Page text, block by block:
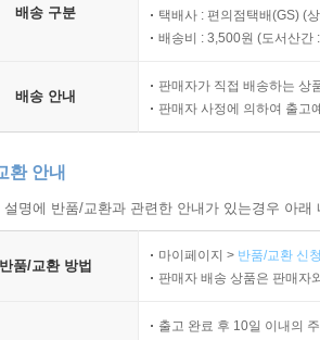
배송 구분
택배사 : 편의점택배(GS) (
배송비 : 3,500원 (도서산간
배송 안내
판매자가 직접 배송하는 상
판매자 사정에 의하여 출고
환 안내
명에 반품/교환과 관련한 안내가 있는경우 아
반품/교환 방법
마이페이지 > 반품/교환 신
판매자 배송 상품은 판매자
출고 완료 후 10일 이내의